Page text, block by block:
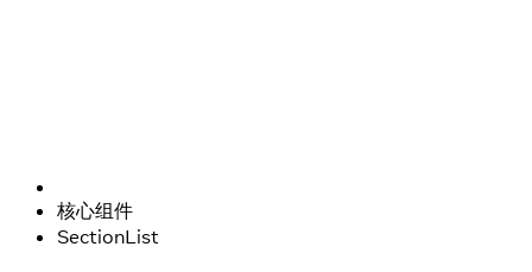
核心组件
SectionList